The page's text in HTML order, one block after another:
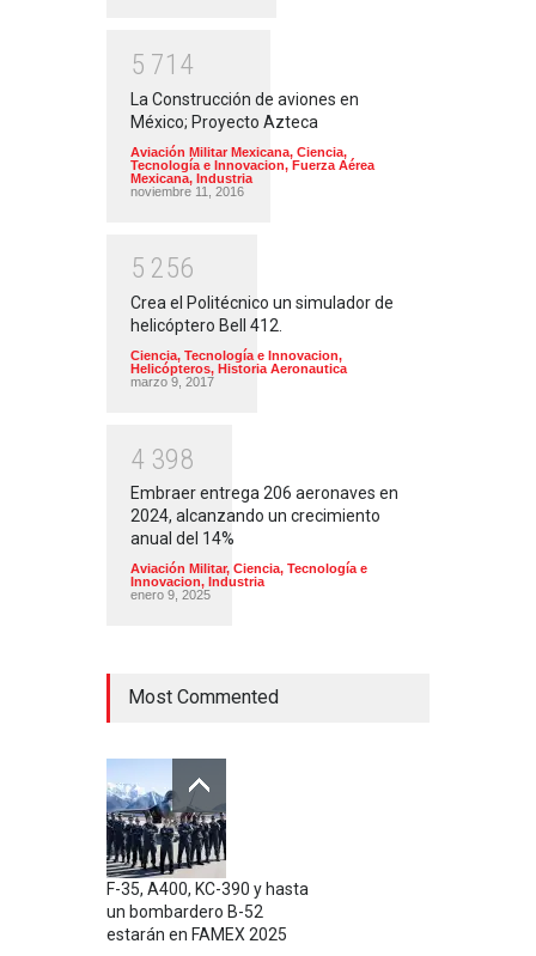
5 71 4
La Construcción de aviones en
México; Proyecto Azteca
Aviación Militar Mexicana, Ciencia,
Tecnología e Innovacion, Fuerza Aérea
Mexicana, Industria
noviembre 11, 2016
5 256
Crea el Politécnico un simulador de
helicóptero Bell 412.
Ciencia, Tecnología e Innovacion,
Helicópteros, Historia Aeronautica
marzo 9, 2017
4 398
Embraer entrega 206 aeronaves en
2024, alcanzando un crecimiento
anual del 14%
Aviación Militar, Ciencia, Tecnología e
Innovacion, Industria
enero 9, 2025
Most Commented
F-35, A400, KC-390 y hasta
un bombardero B-52
estarán en FAMEX 2025